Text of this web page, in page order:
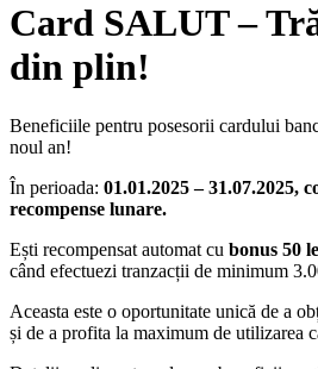
Card SALUT –
din plin!
Beneficiile pentru posesorii cardului
noul an!
În perioada: 01.01.2025 – 31.07.2025,
recompense lunare.
Ești recompensat automat cu bonus 50
când efectuezi tranzacții de minimum
Aceasta este o oportunitate unică de a
și de a profita la maximum de utilizarea